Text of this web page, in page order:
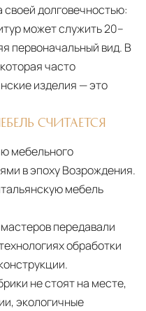
долговечностью:
может служить 20–
первоначальный вид. В
часто
изделия — это
СЧИТАЕТСЯ
мебельного
в эпоху Возрождения.
мебель
передавали
обработки
не стоят на месте,
экологичные